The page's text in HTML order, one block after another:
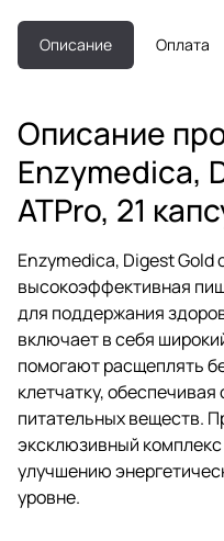
Описание Оплата
Описание
Enzymedica,
ATPro, 21
Enzymedica, Digest Gold
высокоэффективная
для поддержания
включает в себя
помогают расщеплять
клетчатку,
питательных веществ.
эксклюзивный
улучшению
уровне.